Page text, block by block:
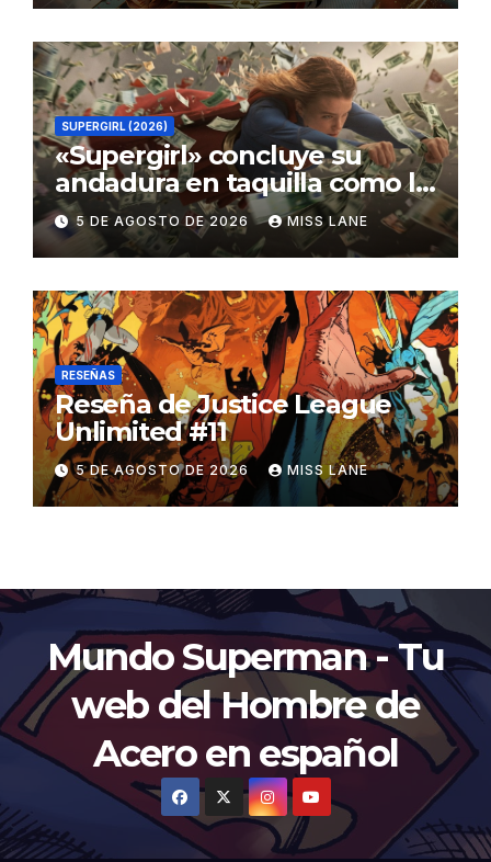
SUPERGIRL (2026)
«Supergirl» concluye su
andadura en taquilla como la
película de DC con menor
recaudación desde
«Catwoman»
5 DE AGOSTO DE 2026 MISS LANE
RESEÑAS
Reseña de Justice League
Unlimited #11
5 DE AGOSTO DE 2026 MISS LANE
Mundo Superman - Tu
web del Hombre de
Acero en español